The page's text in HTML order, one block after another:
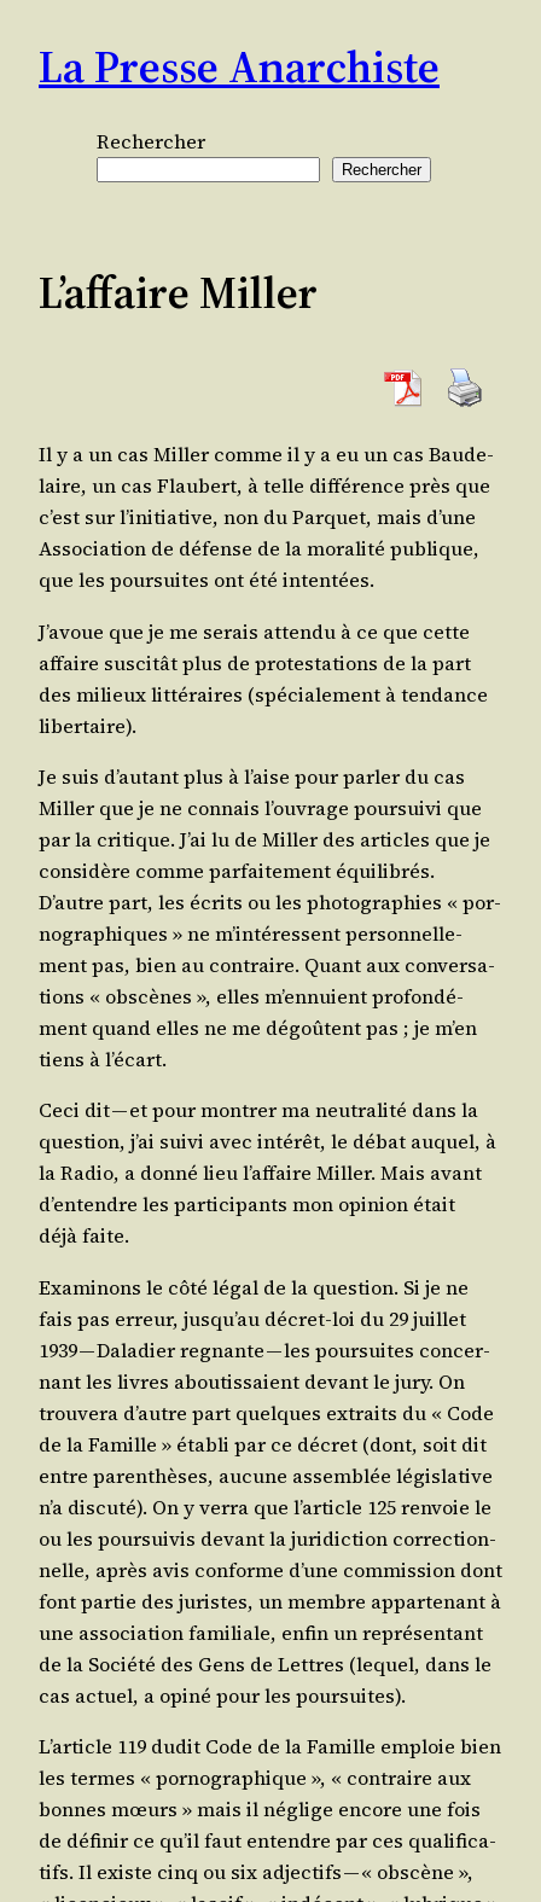
contenu
La Presse Anarchiste
Rechercher
Rechercher
L’affaire Miller
Il y a un cas Mil­ler comme il y a eu un cas Bau­de­
laire, un cas Flau­bert, à telle dif­fé­rence près que
c’est sur l’i­ni­tia­tive, non du Par­quet, mais d’une
Asso­cia­tion de défense de la mora­li­té publique,
que les pour­suites ont été intentées.
J’a­voue que je me serais atten­du à ce que cette
affaire sus­ci­tât plus de pro­tes­ta­tions de la part
des milieux lit­té­raires (spé­cia­le­ment à ten­dance
libertaire).
Je suis d’au­tant plus à l’aise pour par­ler du cas
Mil­ler que je ne connais l’ou­vrage pour­sui­vi que
par la cri­tique. J’ai lu de Mil­ler des articles que je
consi­dère comme par­fai­te­ment équi­li­brés.
D’autre part, les écrits ou les pho­to­gra­phies « por­
no­gra­phiques » ne m’in­té­ressent per­son­nel­le­
ment pas, bien au contraire. Quant aux conver­sa­
tions « obs­cènes », elles m’en­nuient pro­fon­dé­
ment quand elles ne me dégoûtent pas ; je m’en
tiens à l’écart.
Ceci dit — et pour mon­trer ma neu­tra­li­té dans la
ques­tion, j’ai sui­vi avec inté­rêt, le débat auquel, à
la Radio, a don­né lieu l’af­faire Mil­ler. Mais avant
d’en­tendre les par­ti­ci­pants mon opi­nion était
déjà faite.
Exa­mi­nons le côté légal de la ques­tion. Si je ne
fais pas erreur, jus­qu’au décret-loi du 29 juillet
1939 — Dala­dier regnante — les pour­suites concer­
nantles livres abou­tis­saient devant le jury. On
trou­ve­ra d’autre part quelques extraits du « Code
de la Famille » éta­bli par ce décret (dont, soit dit
entre paren­thèses, aucune assem­blée légis­la­tive
n’a dis­cu­té). On y ver­ra que l’ar­ticle 125 ren­voie le
ou les pour­sui­vis devant la juri­dic­tion cor­rec­tion­
nelle, après avis conforme d’une com­mis­sion dont
font par­tie des juristes, un membre appar­te­nant à
une asso­cia­tion fami­liale, enfin un repré­sen­tant
de la Socié­té des Gens de Lettres (lequel, dans le
cas actuel, a opi­né pour les poursuites).
L’ar­ticle 119 dudit Code de la Famille emploie bien
les termes « por­no­gra­phique », « contraire aux
bonnes mœurs » mais il néglige encore une fois
de défi­nir ce qu’il faut entendre par ces qua­li­fi­ca­
tifs. Il existe cinq ou six adjec­tifs — « obs­cène »,